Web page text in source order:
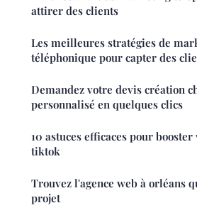
attirer des clients
Les meilleures stratégies de
téléphonique pour capter des
Demandez votre devis création
personnalisé en quelques clics
10 astuces efficaces pour
tiktok
Trouvez l'agence web à orléans
projet